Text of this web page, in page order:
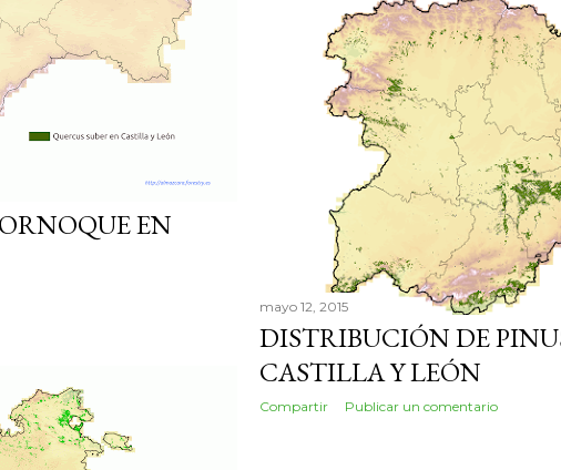
EN
mayo 12, 2015
DISTRIBUCIÓN DE
CASTILLA Y LEÓN
Compartir Publicar un comentario